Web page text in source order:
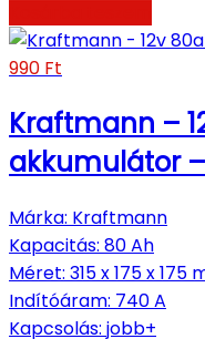
990 Ft
Kraftmann –
akkumulátor
Márka: Kraftmann
Kapacitás: 80 Ah
Méret: 315 x 175 x 175
Indítóáram: 740 A
Kapcsolás: jobb+